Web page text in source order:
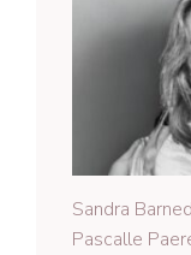
Sandra
Pascalle